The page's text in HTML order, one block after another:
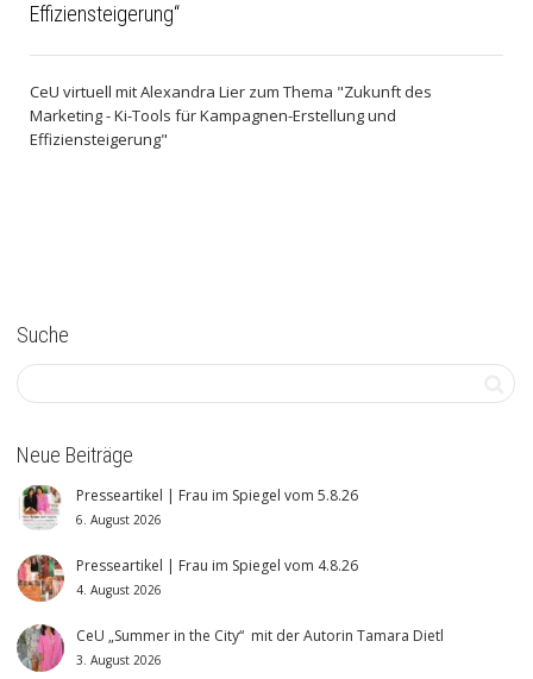
Effiziensteigerung“
CeU virtuell mit Alexandra Lier zum Thema "Zukunft des
Marketing - Ki-Tools für Kampagnen-Erstellung und
Effiziensteigerung"
Suche
Neue Beiträge
Presseartikel | Frau im Spiegel vom 5.8.26
6. August 2026
Presseartikel | Frau im Spiegel vom 4.8.26
4. August 2026
CeU „Summer in the City“ mit der Autorin Tamara Dietl
3. August 2026